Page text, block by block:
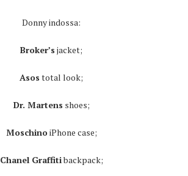
Donny indossa:
Broker’s jacket;
Asos total look;
Dr. Martens shoes;
MoschinoiPhone case;
Chanel Graffitibackpack;